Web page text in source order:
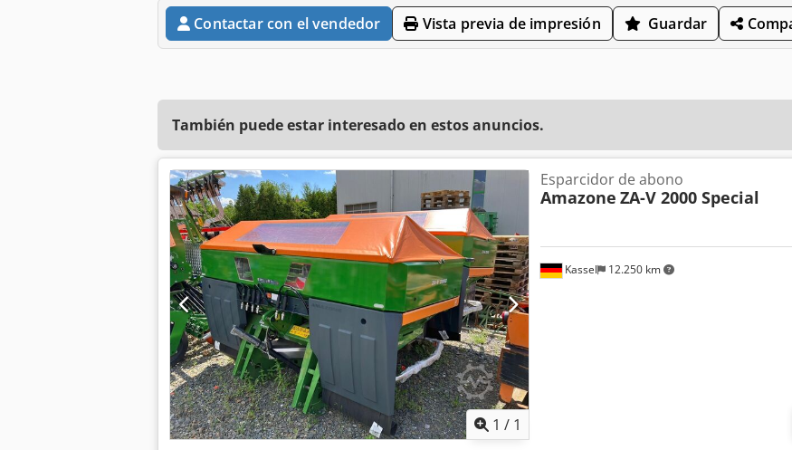
Contactar con el vendedor Vista previa de impresión Guardar
También puede estar interesado en estos anuncios.
1 / 1
Kassel 12.250 km
Esparcidor de abono
Amazone ZA-V 2000 Special